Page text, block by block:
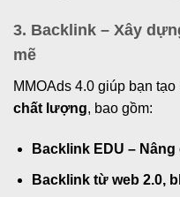
3. Backlink – Xây
mẽ
MMOAds 4.0 giúp bạn
chất lượng, bao gồm:
Backlink EDU –
Backlink từ web 2.0,